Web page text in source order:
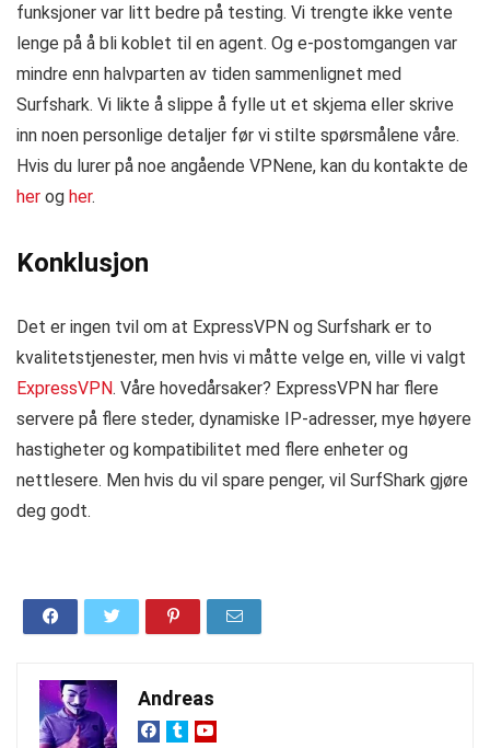
funksjoner var litt bedre på testing. Vi trengte ikke vente
lenge på å bli koblet til en agent. Og e-postomgangen var
mindre enn halvparten av tiden sammenlignet med
Surfshark. Vi likte å slippe å fylle ut et skjema eller skrive
inn noen personlige detaljer før vi stilte spørsmålene våre.
Hvis du lurer på noe angående VPNene, kan du kontakte de
her og her.
Konklusjon
Det er ingen tvil om at ExpressVPN og Surfshark er to
kvalitetstjenester, men hvis vi måtte velge en, ville vi valgt
ExpressVPN. Våre hovedårsaker? ExpressVPN har flere
servere på flere steder, dynamiske IP-adresser, mye høyere
hastigheter og kompatibilitet med flere enheter og
nettlesere. Men hvis du vil spare penger, vil SurfShark gjøre
deg godt.
Andreas